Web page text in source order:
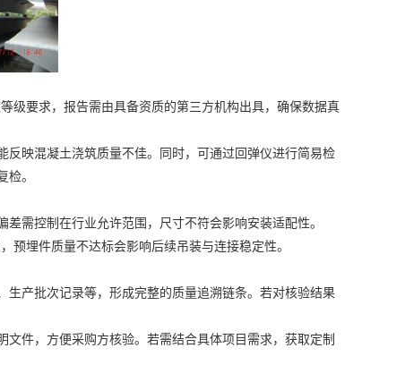
要求，报告需由具备资质的第三方机构出具，确保数据真
映混凝土浇筑质量不佳。同时，可通过回弹仪进行简易检
检。
控制在行业允许范围，尺寸不符会影响安装适配性。
埋件质量不达标会影响后续吊装与连接稳定性。
产批次记录等，形成完整的质量追溯链条。若对核验结果
件，方便采购方核验。若需结合具体项目需求，获取定制